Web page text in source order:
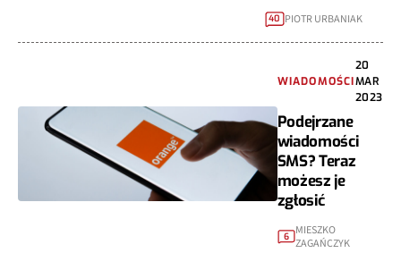
40 PIOTR URBANIAK
WIADOMOŚCI
20
MAR
2023
Podejrzane
wiadomości
SMS? Teraz
możesz je
zgłosić
6 MIESZKO
ZAGAŃCZYK